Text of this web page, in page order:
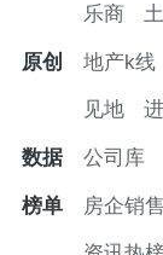
参与国产高
局契合国产
优质硬科技
场清晰地看
的国产医疗
乐商
原创 地产k线
见地
数据 公司库
榜单 房企销